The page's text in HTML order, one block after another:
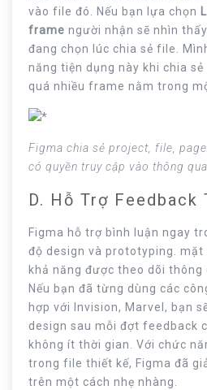
vào file đó. Nếu bạn lựa chọn
frame người nhận sẽ nhìn
đang chọn lúc chia sẻ file.
năng tiện dụng này khi chia
quá nhiều frame nằm trong
Figma chia sẻ project, file,
có quyền truy cập vào thông
D. Hỗ Trợ Feedback
Figma hỗ trợ bình luận ngay
độ design và prototyping. mặt
khả năng được theo dõi thông
Nếu bạn đã từng dùng các
hợp với Invision, Marvel, bạn
design sau mỗi đợt feedback
không ít thời gian. Với chức
trong file thiết kế, Figma đã
trên một cách nhẹ nhàng.